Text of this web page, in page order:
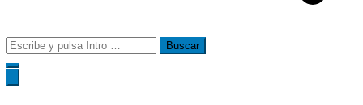
Buscar: